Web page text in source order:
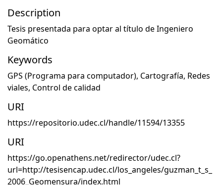
Description
Tesis presentada para optar al título de Ingeniero
Geomático
Keywords
GPS (Programa para computador), Cartografía, Redes
viales, Control de calidad
URI
https://repositorio.udec.cl/handle/11594/13355
URI
https://go.openathens.net/redirector/udec.cl?
url=http://tesisencap.udec.cl/los_angeles/guzman_t_s_
2006_Geomensura/index.html